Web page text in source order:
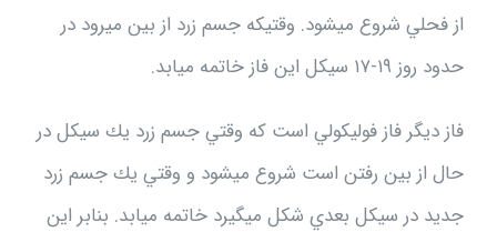
از فحلي شروع ميشود. وقتيكه جسم زرد از بين ميرود در
حدود روز ۱۹-۱۷ سيكل اين فاز خاتمه ميابد.
فاز ديگر فاز فوليكولي است كه وقتي جسم زرد يك سيكل در
حال از بين رفتن است شروع ميشود و وقتي يك جسم زرد
جديد در سيكل بعدي شكل ميگيرد خاتمه ميابد. بنابر اين